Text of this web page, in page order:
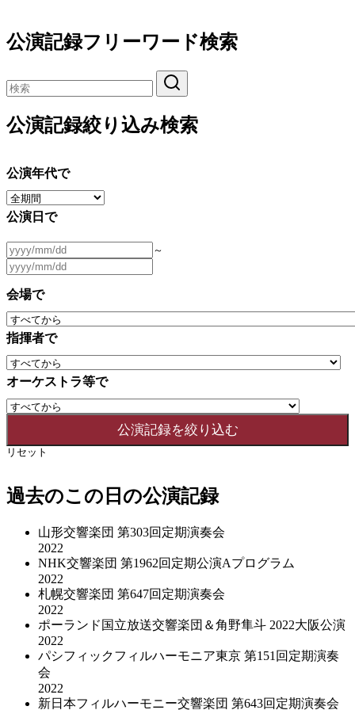
公演記録フリーワード検索
公演記録絞り込み検索
公演年代で
公演日で
～
会場で
指揮者で
オーケストラ等で
リセット
過去のこの日の公演記録
山形交響楽団 第303回定期演奏会
2022
NHK交響楽団 第1962回定期公演Aプログラム
2022
札幌交響楽団 第647回定期演奏会
2022
ポーランド国立放送交響楽団＆角野隼斗 2022大阪公演
2022
パシフィックフィルハーモニア東京 第151回定期演奏
会
2022
新日本フィルハーモニー交響楽団 第643回定期演奏会